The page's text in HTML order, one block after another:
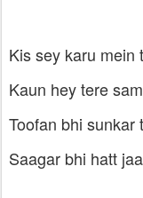
Kis sey karu mein
Kaun hey tere
Toofan bhi sunkar
Saagar bhi hatt